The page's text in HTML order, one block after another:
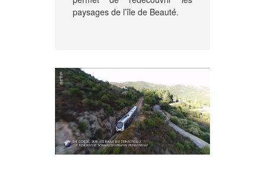
paysages de l’île de Beauté.